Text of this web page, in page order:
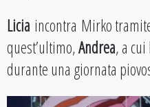
Licia incontra Mirko
quest’ultimo,Andrea, a
durante una giornata